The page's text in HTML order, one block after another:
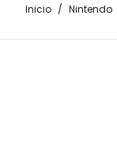
Inicio / Nintendo